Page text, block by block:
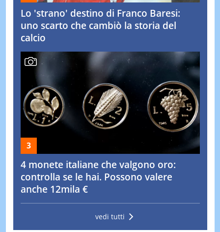
Lo 'strano' destino di Franco Baresi:
uno scarto che cambiò la storia del
calcio
4 monete italiane che valgono oro:
controlla se le hai. Possono valere
anche 12mila €
vedi tutti